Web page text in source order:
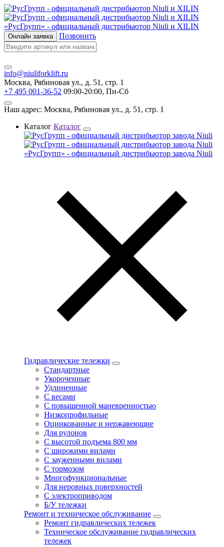
«РусГрупп» - официальный диcтрибьютор Niuli и XILIN
Онлайн заявка Позвонить
info@niuliforklift.ru
Москва, Рябиновая ул., д. 51, стр. 1
+7 495 001-36-52 09:00-20:00, Пн-Сб
Наш адрес: Москва, Рябиновая ул., д. 51, стр. 1
Каталог Каталог
«РусГрупп» - официальный диcтрибьютор завода Niuli
Гидравлические тележки
Стандартные
Укороченные
Удлиненные
С весами
С повышенной маневренностью
Низкопрофильные
Оцинкованные и нержавеющие
Для рулонов
С высотой подъема 800 мм
С широкими вилами
С зауженными вилами
С тормозом
Многофункциональные
Для неровных поверхностей
С электроприводом
Б/У тележки
Ремонт и техническое обслуживание
Ремонт гидравлических тележек
Техническое обслуживание гидравлических
тележек